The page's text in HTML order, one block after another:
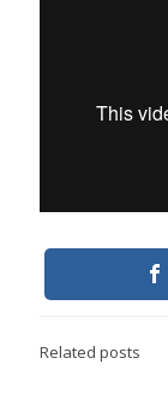
Related posts